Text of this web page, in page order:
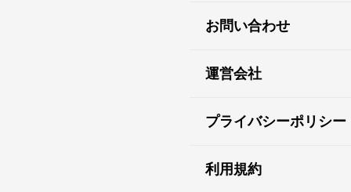
お問い合わせ
運営会社
プライバシーポリシー
利用規約